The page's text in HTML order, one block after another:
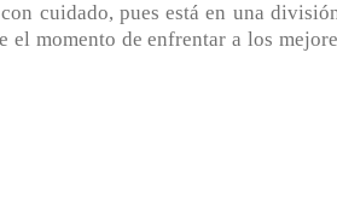
cuidado, pues está en una
el momento de enfrentar a los